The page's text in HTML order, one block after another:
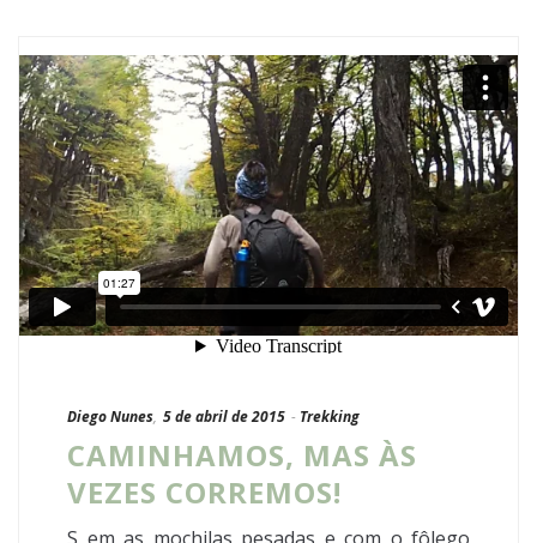
Diego Nunes, 5 de abril de 2015 - Trekking
CAMINHAMOS, MAS ÀS
VEZES CORREMOS!